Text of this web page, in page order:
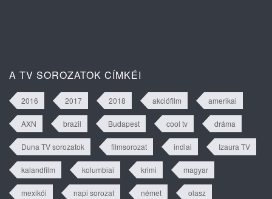
A TV SOROZATOK CÍMKÉI
2016 2017 2018 akciófilm amerikai
AXN brazil Budapest cool tv dráma
Duna TV sorozatok filmsorozat indiai Izaura TV
kalandfilm kolumbiai krimi magyar
mexikói napi sorozat német olasz